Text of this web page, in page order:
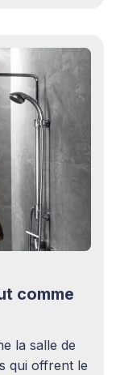
comme
la salle de
qui offrent le